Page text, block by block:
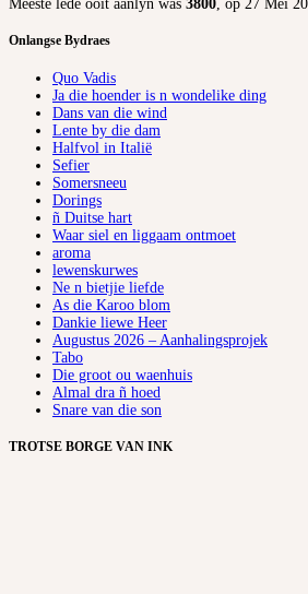
Meeste lede ooit aanlyn was 3800, op 27 Mei
Onlangse Bydraes
Quo Vadis
Ja die hoender is n wondelike ding
Dans van die wind
Lente by die dam
Halfvol in Italië
Sefier
Somersneeu
Dorings
ñ Duitse hart
Waar siel en liggaam ontmoet
aroma
lewenskurwes
Ne n bietjie liefde
As die Karoo blom
Dankie liewe Heer
Augustus 2026 – Aanhalingsprojek
Tabo
Die groot ou waenhuis
Almal dra ñ hoed
Snare van die son
TROTSE BORGE VAN INK